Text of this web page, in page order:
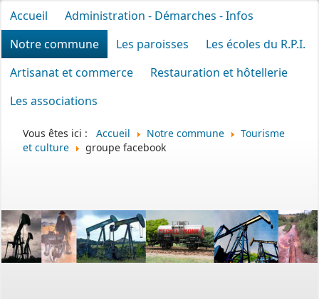
Accueil
Administration - Démarches - Infos
Notre commune
Les paroisses
Les écoles du R.P.I.
Artisanat et commerce
Restauration et hôtellerie
Les associations
Vous êtes ici : Accueil Notre commune
Tourisme
et culture
groupe facebook